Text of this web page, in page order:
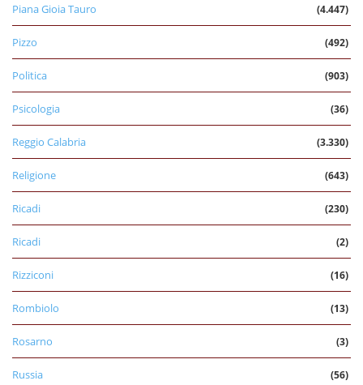
Piana Gioia Tauro (4.447)
Pizzo (492)
Politica (903)
Psicologia (36)
Reggio Calabria (3.330)
Religione (643)
Ricadi (230)
Ricadi (2)
Rizziconi (16)
Rombiolo (13)
Rosarno (3)
Russia (56)